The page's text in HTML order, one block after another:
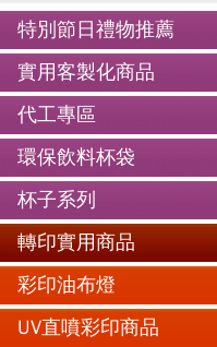
好友生日禮物最佳的推薦..詳情
公仔娃娃製作與場景推薦..詳
人像Q畫似顏繪圖可愛喔..詳
老人防走失牌製作-手鍊..詳情
特別節日禮物推薦
實用客製化商品
代工專區
環保飲料杯袋
杯子系列
轉印實用商品
彩印油布燈
UV直噴彩印商品